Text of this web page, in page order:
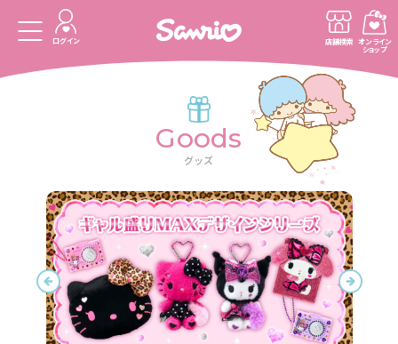
ログイン 店舗検索 オンライン
ショップ
Goods
グッズ